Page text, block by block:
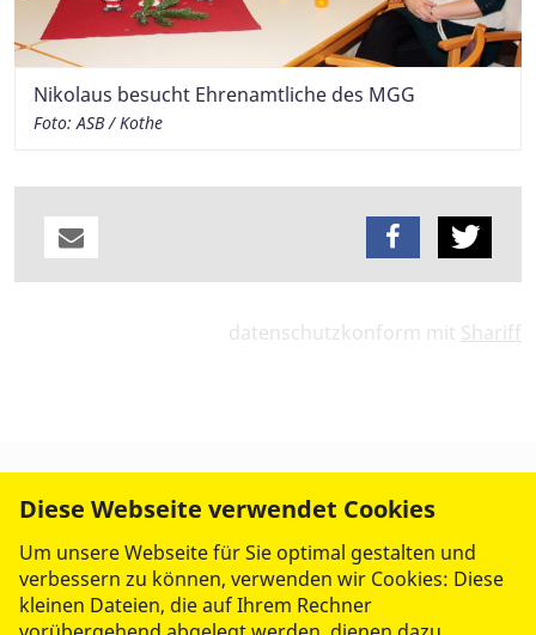
Nikolaus besucht Ehrenamtliche des MGG
Foto: ASB / Kothe
datenschutzkonform mit Shariff
Diese Webseite verwendet Cookies
Um unsere Webseite für Sie optimal gestalten und
verbessern zu können, verwenden wir Cookies: Diese
kleinen Dateien, die auf Ihrem Rechner